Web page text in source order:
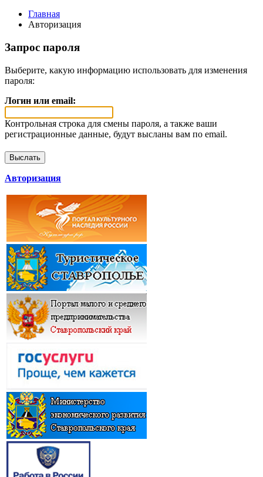
Главная
Авторизация
Запрос пароля
Выберите, какую информацию использовать для изменения
пароля:
Логин или email:
Контрольная строка для смены пароля, а также ваши
регистрационные данные, будут высланы вам по email.
Авторизация